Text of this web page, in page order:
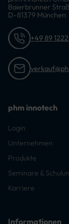
Baierbrunner
D-81379 München
+49 89
phm innotech
Login
Unternehmen
Produkte
Seminare &
Karriere
Informationen